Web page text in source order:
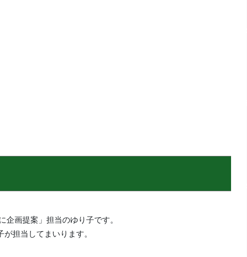
企画提案」担当のゆり子です。
担当してまいります。